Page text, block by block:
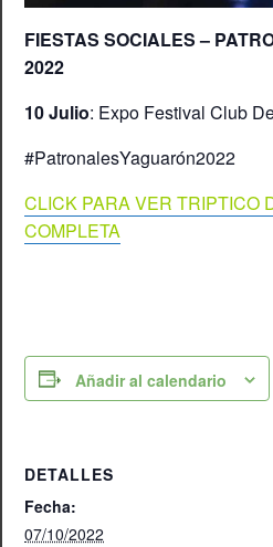
FIESTAS SOCIALES –
2022
10 Julio: Expo Festival Club
#PatronalesYaguarón2022
CLICK PARA VER TRIPTICO
COMPLETA
Añadir al calendario
DETALLES
Fecha:
07/10/2022